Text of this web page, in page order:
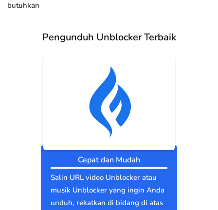
butuhkan
Pengunduh Unblocker Terbaik
Cepat dan Mudah
Salin URL video Unblocker atau
musik Unblocker yang ingin Anda
unduh, rekatkan di bidang di atas